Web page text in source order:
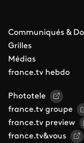
Communiqués &
Grilles
Médias
france.tv hebdo
Phototele
france.tv groupe
france.tv preview
france.tv&vous